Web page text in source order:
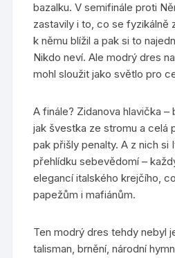
bazalku. V semifinále proti
zastavily i to, co se fyzikálně
k němu blížil a pak si to
Nikdo neví. Ale modrý dres
mohl sloužit jako světlo pro
A finále? Zidanova hlavička –
jak švestka ze stromu a celá
pak přišly penalty. A z nich si
přehlídku sebevědomí –
elegancí italského krejčího,
papežům i mafiánům.
Ten modrý dres tehdy nebyl
talisman, brnění, národní